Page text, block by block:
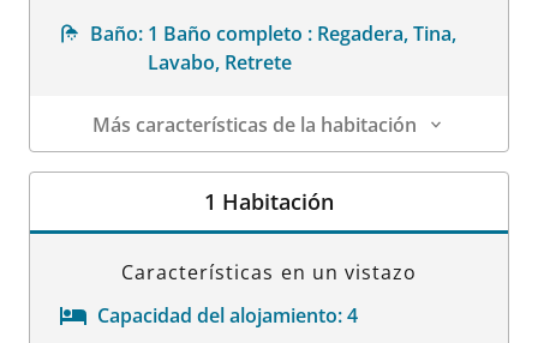
Baño: 1 Baño completo : Regadera, Tina,
Lavabo, Retrete
Más características de la habitación
Datos de la habitación
1 Habitación
Características en un vistazo
Capacidad del alojamiento:4